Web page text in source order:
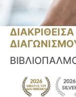
ΔΙΑΓΩΝΙΣΜΟΥ